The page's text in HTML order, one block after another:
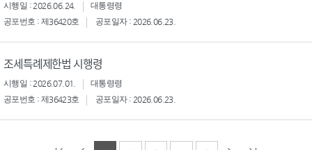
시행일 : 2026.06.24.
대통령령
공포번호 : 제36420호
공포일자 : 2026.06.23.
조세특례제한법 시행령
시행일 : 2026.07.01.
대통령령
공포번호 : 제36423호
공포일자 : 2026.06.23.